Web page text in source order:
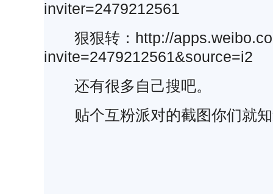
inviter=2479212561
狠狠转：http://
invite=2479212561&source=i2
还有很多自己搜吧。
贴个互粉派对的截图你们就知